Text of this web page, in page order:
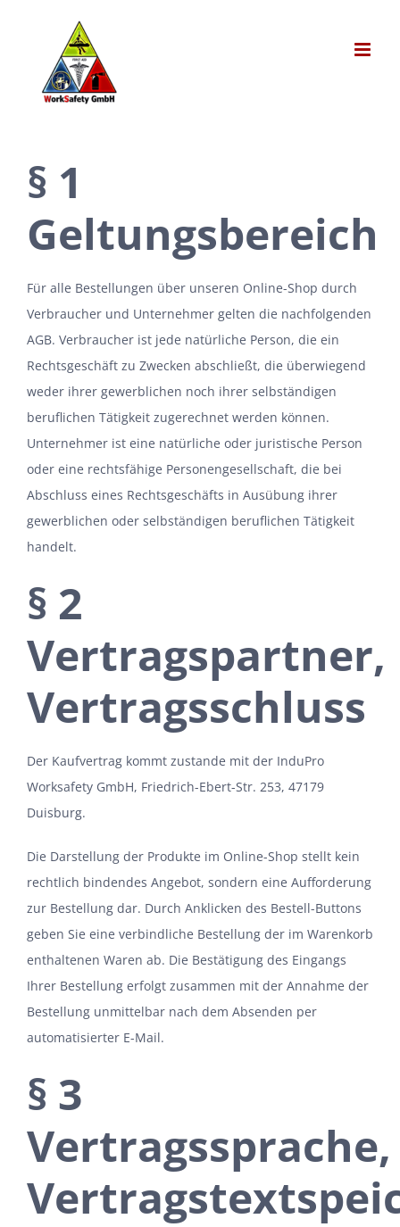
§ 1
Geltungsbereich
Für alle Bestellungen über unseren Online-Shop durch
Verbraucher und Unternehmer gelten die nachfolgenden
AGB. Verbraucher ist jede natürliche Person, die ein
Rechtsgeschäft zu Zwecken abschließt, die überwiegend
weder ihrer gewerblichen noch ihrer selbständigen
beruflichen Tätigkeit zugerechnet werden können.
Unternehmer ist eine natürliche oder juristische Person
oder eine rechtsfähige Personengesellschaft, die bei
Abschluss eines Rechtsgeschäfts in Ausübung ihrer
gewerblichen oder selbständigen beruflichen Tätigkeit
handelt.
§ 2
Vertragspartner,
Vertragsschluss
Der Kaufvertrag kommt zustande mit der InduPro
Worksafety GmbH, Friedrich-Ebert-Str. 253, 47179
Duisburg.
Die Darstellung der Produkte im Online-Shop stellt kein
rechtlich bindendes Angebot, sondern eine Aufforderung
zur Bestellung dar. Durch Anklicken des Bestell-Buttons
geben Sie eine verbindliche Bestellung der im Warenkorb
enthaltenen Waren ab. Die Bestätigung des Eingangs
Ihrer Bestellung erfolgt zusammen mit der Annahme der
Bestellung unmittelbar nach dem Absenden per
automatisierter E-Mail.
§ 3
Vertragssprache,